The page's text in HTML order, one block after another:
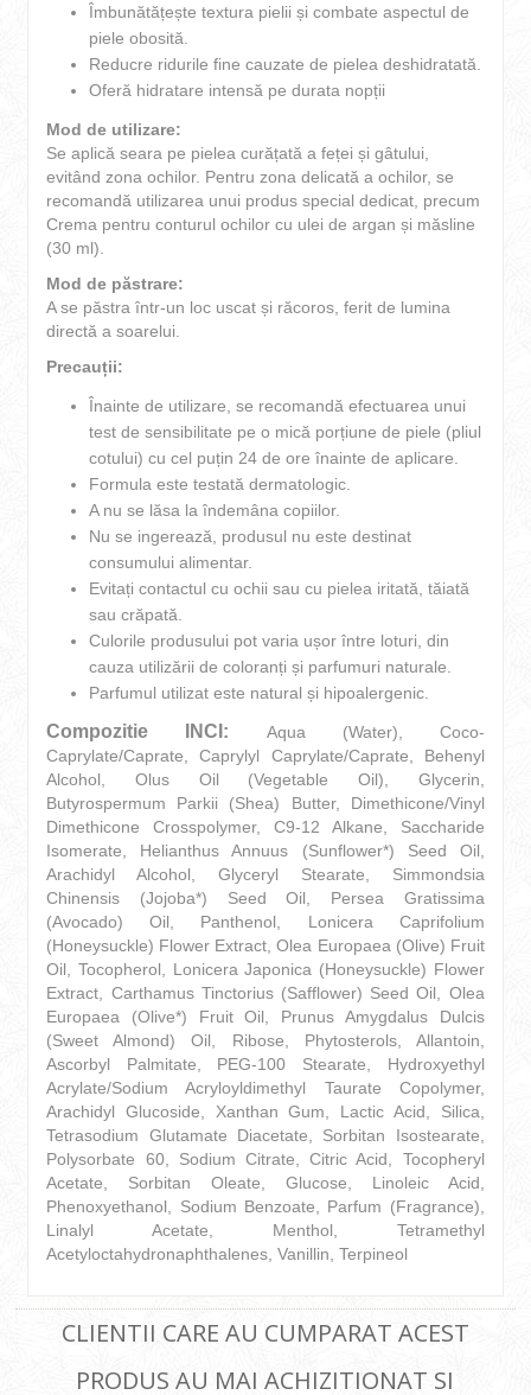
Îmbunătățește textura pielii și combate aspectul de
piele obosită.
Reducre ridurile fine cauzate de pielea deshidratată.
Oferă hidratare intensă pe durata nopții
Mod de utilizare:
Se aplică seara pe pielea curățată a feței și gâtului,
evitând zona ochilor. Pentru zona delicată a ochilor, se
recomandă utilizarea unui produs special dedicat, precum
Crema pentru conturul ochilor cu ulei de argan și măsline
(30 ml).
Mod de păstrare:
A se păstra într-un loc uscat și răcoros, ferit de lumina
directă a soarelui.
Precauții:
Înainte de utilizare, se recomandă efectuarea unui
test de sensibilitate pe o mică porțiune de piele (pliul
cotului) cu cel puțin 24 de ore înainte de aplicare.
Formula este testată dermatologic.
A nu se lăsa la îndemâna copiilor.
Nu se ingerează, produsul nu este destinat
consumului alimentar.
Evitați contactul cu ochii sau cu pielea iritată, tăiată
sau crăpată.
Culorile produsului pot varia ușor între loturi, din
cauza utilizării de coloranți și parfumuri naturale.
Parfumul utilizat este natural și hipoalergenic.
Compozitie INCI: Aqua (Water), Coco-
Caprylate/Caprate, Caprylyl Caprylate/Caprate, Behenyl
Alcohol, Olus Oil (Vegetable Oil), Glycerin,
Butyrospermum Parkii (Shea) Butter, Dimethicone/Vinyl
Dimethicone Crosspolymer, C9-12 Alkane, Saccharide
Isomerate, Helianthus Annuus (Sunflower*) Seed Oil,
Arachidyl Alcohol, Glyceryl Stearate, Simmondsia
Chinensis (Jojoba*) Seed Oil, Persea Gratissima
(Avocado) Oil, Panthenol, Lonicera Caprifolium
(Honeysuckle) Flower Extract, Olea Europaea (Olive) Fruit
Oil, Tocopherol, Lonicera Japonica (Honeysuckle) Flower
Extract, Carthamus Tinctorius (Safflower) Seed Oil, Olea
Europaea (Olive*) Fruit Oil, Prunus Amygdalus Dulcis
(Sweet Almond) Oil, Ribose, Phytosterols, Allantoin,
Ascorbyl Palmitate, PEG-100 Stearate, Hydroxyethyl
Acrylate/Sodium Acryloyldimethyl Taurate Copolymer,
Arachidyl Glucoside, Xanthan Gum, Lactic Acid, Silica,
Tetrasodium Glutamate Diacetate, Sorbitan Isostearate,
Polysorbate 60, Sodium Citrate, Citric Acid, Tocopheryl
Acetate, Sorbitan Oleate, Glucose, Linoleic Acid,
Phenoxyethanol, Sodium Benzoate, Parfum (Fragrance),
Linalyl Acetate, Menthol, Tetramethyl
Acetyloctahydronaphthalenes, Vanillin, Terpineol
CLIENTII CARE AU CUMPARAT ACEST
PRODUS AU MAI ACHIZITIONAT SI